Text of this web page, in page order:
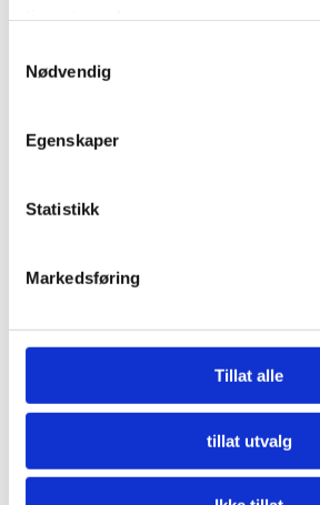
Nødvendig
Egenskaper
Statistikk
Markedsføring
Tillat alle
tillat utvalg
Nå må offentlige innkjøpere
LES MER